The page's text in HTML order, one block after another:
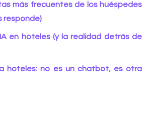
más frecuentes de los huéspedes
responde)
en hoteles (y la realidad detrás de
hoteles: no es un chatbot, es otra